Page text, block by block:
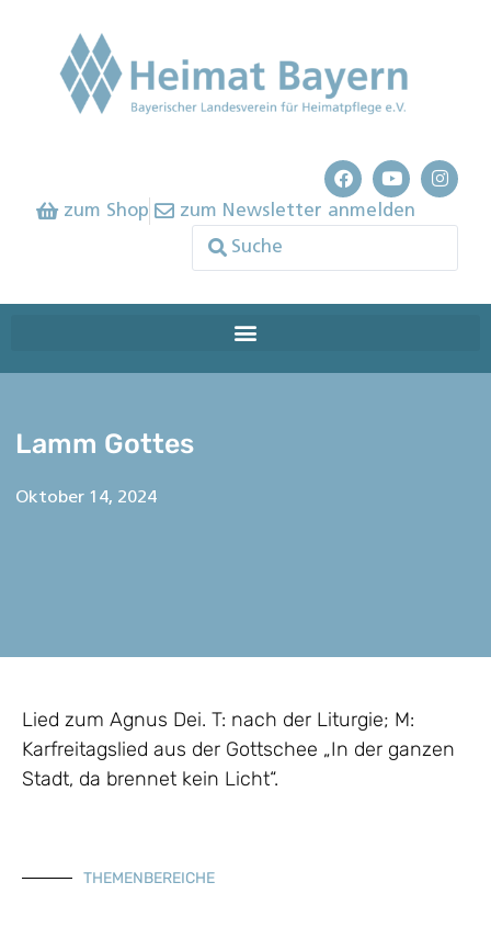
zum Shop zum Newsletter anmelden
Lamm Gottes
Oktober 14, 2024
Lied zum Agnus Dei. T: nach der Liturgie; M:
Karfreitagslied aus der Gottschee „In der ganzen
Stadt, da brennet kein Licht“.
THEMENBEREICHE